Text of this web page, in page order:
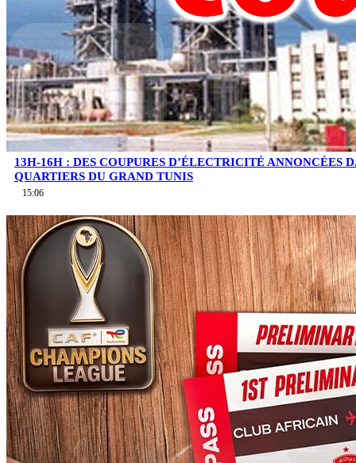
13H-16H : DES COUPURES D’ÉLECTRICITÉ ANNONCÉES
QUARTIERS DU GRAND TUNIS
15:06